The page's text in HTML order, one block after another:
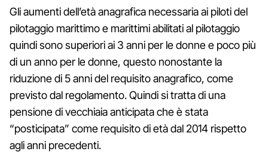
Gli aumenti dell’età anagrafica necessaria ai piloti del
pilotaggio marittimo e marittimi abilitati al pilotaggio
quindi sono superiori ai 3 anni per le donne e poco più
di un anno per le donne, questo nonostante la
riduzione di 5 anni del requisito anagrafico, come
previsto dal regolamento. Quindi si tratta di una
pensione di vecchiaia anticipata che è stata
“posticipata” come requisito di età dal 2014 rispetto
agli anni precedenti.